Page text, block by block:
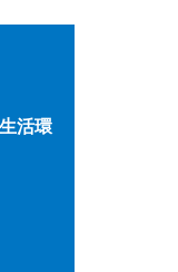
活環